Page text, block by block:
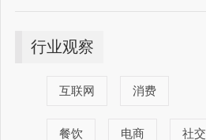
行业观察
互联网 消费
餐饮 电商 社交